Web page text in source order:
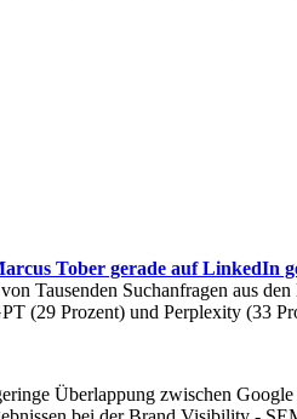
Tober gerade auf LinkedIn
Tausenden Suchanfragen aus
(29 Prozent) und Perplexity (33